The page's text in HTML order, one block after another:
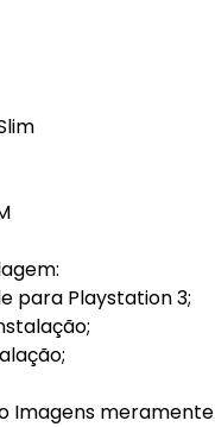
para Playstation 3;
Imagens